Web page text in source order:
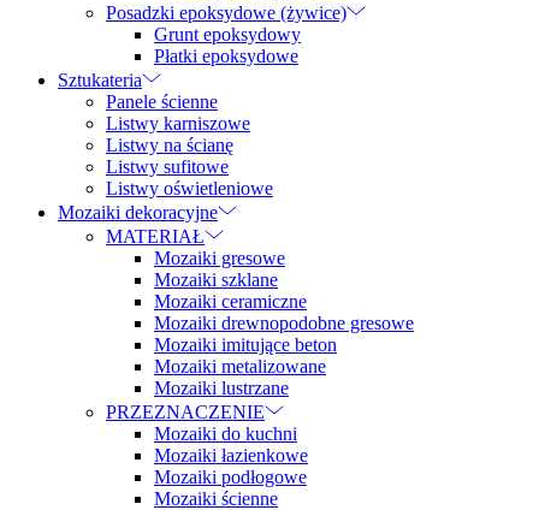
Posadzki epoksydowe (żywice)
Grunt epoksydowy
Płatki epoksydowe
Sztukateria
Panele ścienne
Listwy karniszowe
Listwy na ścianę
Listwy sufitowe
Listwy oświetleniowe
Mozaiki dekoracyjne
MATERIAŁ
Mozaiki gresowe
Mozaiki szklane
Mozaiki ceramiczne
Mozaiki drewnopodobne gresowe
Mozaiki imitujące beton
Mozaiki metalizowane
Mozaiki lustrzane
PRZEZNACZENIE
Mozaiki do kuchni
Mozaiki łazienkowe
Mozaiki podłogowe
Mozaiki ścienne